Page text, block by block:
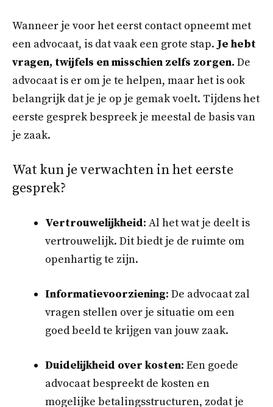
Wanneer je voor het eerst contact opneemt met
een advocaat, is dat vaak een grote stap. Je hebt
vragen, twijfels en misschien zelfs zorgen. De
advocaat is er om je te helpen, maar het is ook
belangrijk dat je je op je gemak voelt. Tijdens het
eerste gesprek bespreek je meestal de basis van
je zaak.
Wat kun je verwachten in het eerste
gesprek?
Vertrouwelijkheid: Al het wat je deelt is
vertrouwelijk. Dit biedt je de ruimte om
openhartig te zijn.
Informatievoorziening: De advocaat zal
vragen stellen over je situatie om een
goed beeld te krijgen van jouw zaak.
Duidelijkheid over kosten: Een goede
advocaat bespreekt de kosten en
mogelijke betalingsstructuren, zodat je